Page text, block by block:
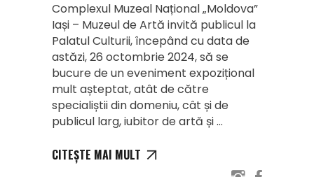
Complexul Muzeal Național „Moldova”
Iași – Muzeul de Artă invită publicul la
Palatul Culturii, începând cu data de
astăzi, 26 octombrie 2024, să se
bucure de un eveniment expozițional
mult așteptat, atât de către
specialiștii din domeniu, cât și de
publicul larg, iubitor de artă și
CITEȘTE MAI MULT